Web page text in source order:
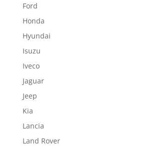
Ford
Honda
Hyundai
Isuzu
Iveco
Jaguar
Jeep
Kia
Lancia
Land Rover